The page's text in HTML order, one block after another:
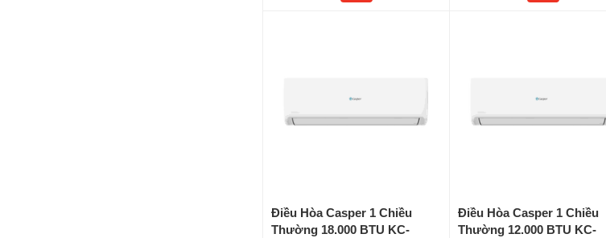
Điều Hòa Casper 1 Chiều
Thường 18.000 BTU KC-
Điều Hòa Casper 1 Chiều
Thường 12.000 BTU KC-